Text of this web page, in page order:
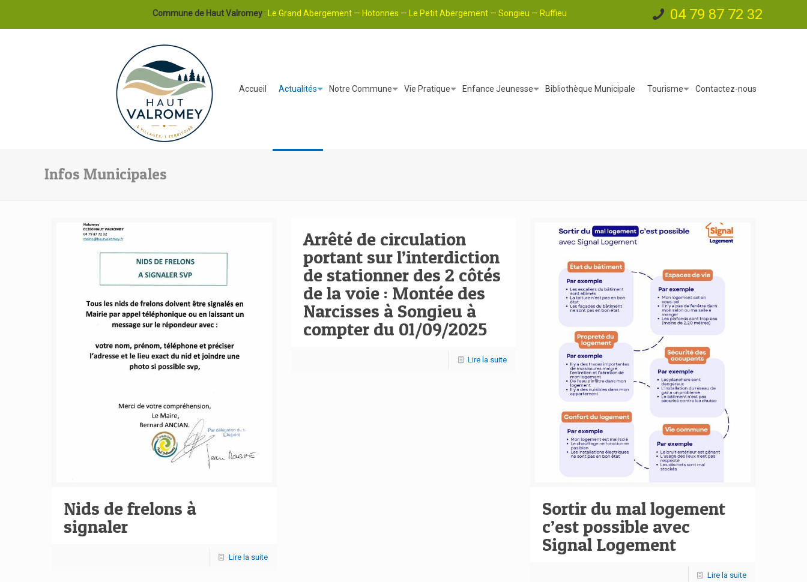
Commune de Haut Valromey: Le Grand Abergement — Hotonnes — Le Petit Abergement — Songieu — Ruffieu 04 79 87 72 32
Accueil Actualités Notre Commune Vie Pratique Enfance Jeunesse Bibliothèque Municipale Tourisme Contactez-nous
Infos Municipales
Nids de frelons à
signaler
Lire la suite
Arrêté de circulation
portant sur l’interdiction
de stationner des 2 côtés
de la voie : Montée des
Narcisses à Songieu à
compter du 01/09/2025
Lire la suite
Sortir du mal logement
c’est possible avec
Signal Logement
Lire la suite